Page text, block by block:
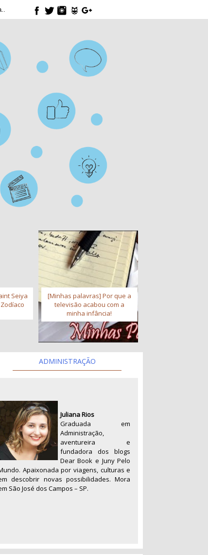
Seiya
[Minhas palavras] Por que a
televisão acabou com a
minha infância!
ADMINISTRAÇÃO
Juliana Rios
Graduada em
Administração,
aventureira e
fundadora dos blogs
Dear Book e Juny Pelo
Apaixonada por viagens, culturas e
descobrir novas possibilidades. Mora
São José dos Campos – SP.